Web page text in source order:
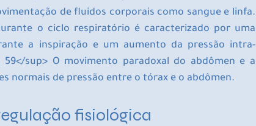
de fluidos corporais como sangue e linfa.
o ciclo respiratório é caracterizado por uma
a inspiração e um aumento da pressão intra-
59</sup> O movimento paradoxal do abdômen e a
normais de pressão entre o tórax e o abdômen.
fisiológica